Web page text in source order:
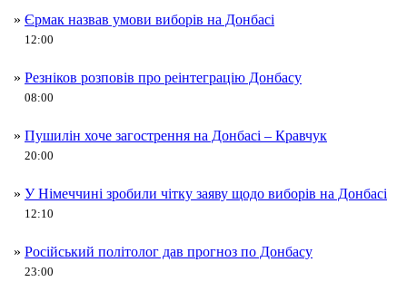
» Єрмак назвав умови виборів на Донбасі
12:00
» Резніков розповів про реінтеграцію Донбасу
08:00
» Пушилін хоче загострення на Донбасі – Кравчук
20:00
» У Німеччині зробили чітку заяву щодо виборів на Донбасі
12:10
» Російський політолог дав прогноз по Донбасу
23:00